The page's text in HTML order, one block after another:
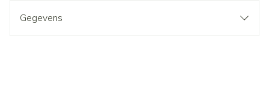
Gegevens